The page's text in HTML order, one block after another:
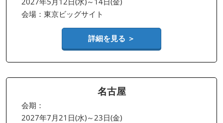
会場：東京ビッグサイト
詳細を見る ＞
名古屋
会期：
2027年7月21日(水)～23日(金)